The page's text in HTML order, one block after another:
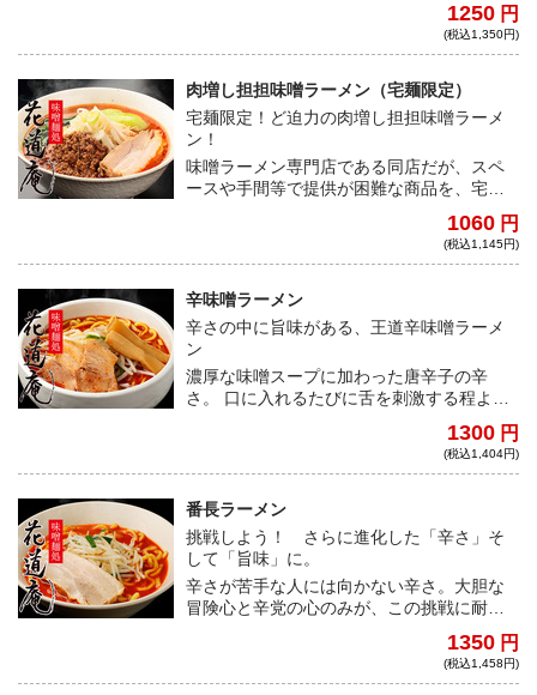
された本格味噌ラーメンは、味噌の上質な
味が堪能でき、濃厚ながらあっさりとした
1250 円
(税込1,350円)
肉増し担担味噌ラーメン（宅麺限定）
宅麺限定！ど迫力の肉増し担担味噌ラーメ
ン！
味噌ラーメン専門店である同店だが、スペ
ースや手間等で提供が困難な商品を、宅麺
提供して頂く事に！完全オリジナルの担担
味噌ラーメンは、質・量ともに店主が送る
1060 円
(税込1,145円)
辛味噌ラーメン
辛さの中に旨味がある、王道辛味噌ラーメ
ン
濃厚な味噌スープに加わった唐辛子の辛
さ。 口に入れるたびに舌を刺激する程よい
和している。辛さの刺激の向こうには、旨
み、甘みがしっかりと感じられ、食欲を強
う心地よい刺激の加わった一品を是非お楽
しみ頂きたい。
1300 円
(税込1,404円)
番長ラーメン
挑戦しよう！ さらに進化した「辛さ」そ
して「旨味」に。
辛さが苦手な人には向かない辛さ。大胆な
冒険心と辛党の心のみが、この挑戦に耐え
味わえる、至高の辛味噌ラーメンは思い切
1350 円
(税込1,458円)